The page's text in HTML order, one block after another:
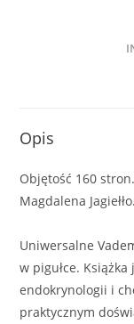
Opis
Objętość 160
Magdalena Jagiełło.
Uniwersalne
w pigułce.
endokrynologii i
praktycznym